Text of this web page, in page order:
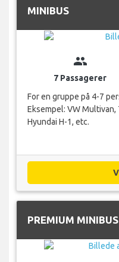
MINIBUS
group
7 Passagerer
For en gruppe på 4-7
Eksempel: VW Multivan,
Hyundai H-1, etc.
PREMIUM MINIBUS